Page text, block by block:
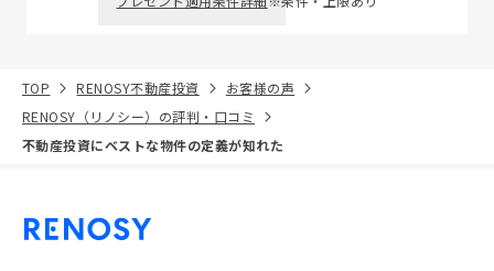
TOP RENOSY不動産投資
お客様の声
RENOSY（リノシー）の評判・口コミ
不動産投資にベストな物件の定義が知れた